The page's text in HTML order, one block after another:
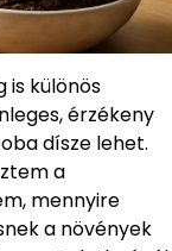
is különös
érzékeny
dísze lehet.
a
mennyire
a növények